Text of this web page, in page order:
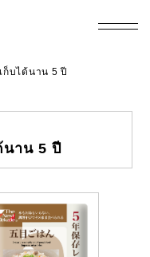
ก็บได้นาน 5 ปี
นาน 5 ปี